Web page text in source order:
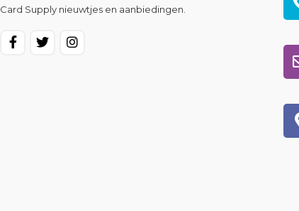
Card Supply nieuwtjes en aanbiedingen.